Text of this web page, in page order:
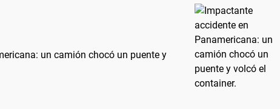
un camión chocó un puente y